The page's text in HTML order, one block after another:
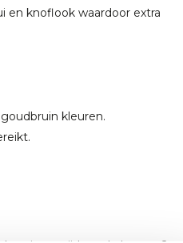
en knoflook waardoor extra
kleuren.